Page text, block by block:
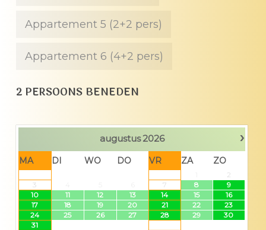
Appartement 5 (2+2 pers)
Appartement 6 (4+2 pers)
2 PERSOONS BENEDEN
›
augustus2026
MA DI WO DO VR ZA ZO
2
3
7 8
9
10
11 12 13 14 15
16
17
18 19 20 21 22
23
24
25 26 27 28 29
30
31